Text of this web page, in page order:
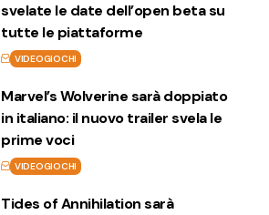
svelate le date dell’open beta su
tutte le piattaforme
VIDEOGIOCHI
Marvel’s Wolverine sarà doppiato
in italiano: il nuovo trailer svela le
prime voci
VIDEOGIOCHI
Tides of Annihilation sarà